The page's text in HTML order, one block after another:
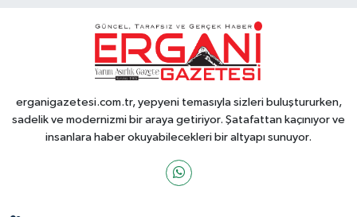
erganigazetesi.com.tr, yepyeni temasıyla sizleri buluştururken,
sadelik ve modernizmi bir araya getiriyor. Şatafattan kaçınıyor ve
insanlara haber okuyabilecekleri bir altyapı sunuyor.